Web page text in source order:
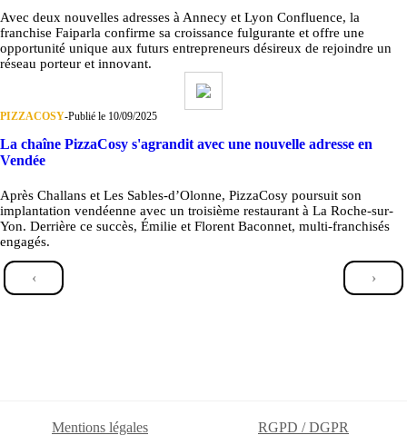
Avec deux nouvelles adresses à Annecy et Lyon Confluence, la
franchise Faiparla confirme sa croissance fulgurante et offre une
opportunité unique aux futurs entrepreneurs désireux de rejoindre un
réseau porteur et innovant.
PIZZACOSY-Publié le 10/09/2025
La chaîne PizzaCosy s'agrandit avec une nouvelle adresse en
Vendée
Après Challans et Les Sables-d’Olonne, PizzaCosy poursuit son
implantation vendéenne avec un troisième restaurant à La Roche-sur-
Yon. Derrière ce succès, Émilie et Florent Baconnet, multi-franchisés
engagés.
‹ ›
Mentions légales RGPD / DGPR